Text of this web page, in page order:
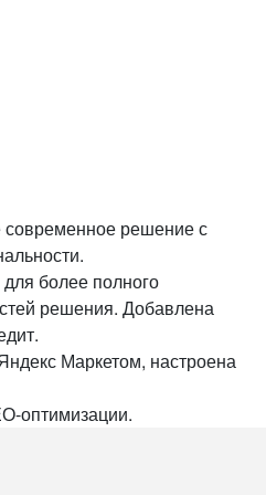
решение с
более полного
решения. Добавлена
Маркетом, настроена
оптимизации.